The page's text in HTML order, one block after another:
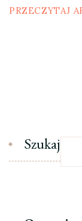
PRZECZYTAJ
Szukaj